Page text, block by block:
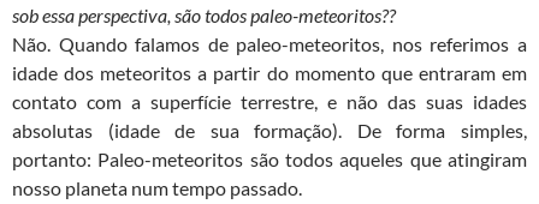
sob essa perspectiva, são todos paleo-meteoritos??
Não. Quando falamos de paleo-meteoritos, nos referimos a
idade dos meteoritos a partir do momento que entraram em
contato com a superfície terrestre, e não das suas idades
absolutas (idade de sua formação). De forma simples,
portanto: Paleo-meteoritos são todos aqueles que atingiram
nosso planeta num tempo passado.